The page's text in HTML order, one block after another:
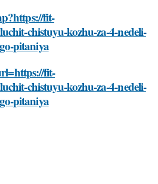
fit-
chistuyu-kozhu-za-4-nedeli-
pitaniya
fit-
chistuyu-kozhu-za-4-nedeli-
pitaniya